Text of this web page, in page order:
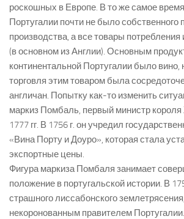
роскошных в Европе. В то же самое
Португалии почти не было
производства, а все товары
(в основном из Англии). Основным
континентальной Португалии было вино,
торговля этим товаром была
англичан. Попытку как-то изменить
маркиз Помбаль, первый министр
1777 гг. В 1756 г. он учредил
«Вина Порту и Доуро», которая стала
экспортные цены.
Фигура маркиза Помбаля занимает
положение в португальской истории. В
страшного лиссабонского
некоронованным правителем